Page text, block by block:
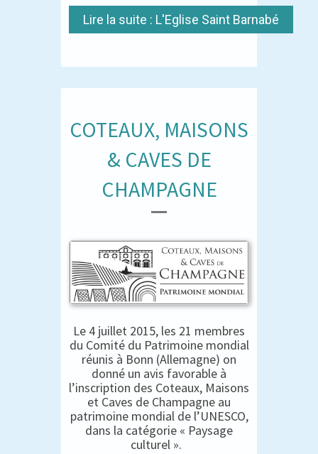
Lire la suite : L'Eglise Saint Barnabé
COTEAUX, MAISONS
& CAVES DE
CHAMPAGNE
Le 4 juillet 2015, les 21 membres
du Comité du Patrimoine mondial
réunis à Bonn (Allemagne) on
donné un avis favorable à
l’inscription des Coteaux, Maisons
et Caves de Champagne au
patrimoine mondial de l’UNESCO,
dans la catégorie « Paysage
culturel ».